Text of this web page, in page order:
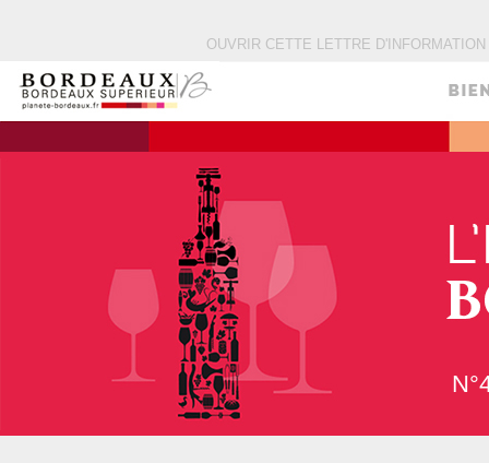
OUVRIR CETTE LETTRE